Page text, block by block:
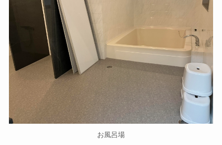
お風呂場